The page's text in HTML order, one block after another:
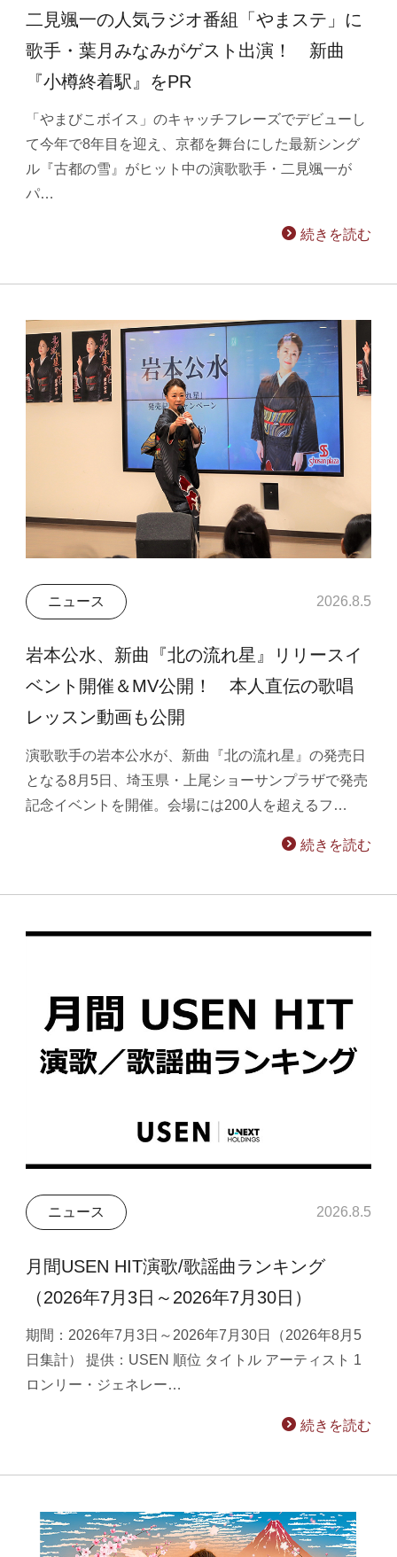
二見颯一の人気ラジオ番組「やまステ」に
歌手・葉月みなみがゲスト出演！ 新曲
『小樽終着駅』をPR
「やまびこボイス」のキャッチフレーズでデビューし
て今年で8年目を迎え、京都を舞台にした最新シング
ル『古都の雪』がヒット中の演歌歌手・二見颯一が
パ…
続きを読む
ニュース 2026.8.5
岩本公水、新曲『北の流れ星』リリースイ
ベント開催＆MV公開！ 本人直伝の歌唱
レッスン動画も公開
演歌歌手の岩本公水が、新曲『北の流れ星』の発売日
となる8月5日、埼玉県・上尾ショーサンプラザで発売
記念イベントを開催。会場には200人を超えるフ…
続きを読む
ニュース 2026.8.5
月間USEN HIT演歌/歌謡曲ランキング
（2026年7月3日～2026年7月30日）
期間：2026年7月3日～2026年7月30日（2026年8月5
日集計） 提供：USEN 順位 タイトル アーティスト 1
ロンリー・ジェネレー…
続きを読む